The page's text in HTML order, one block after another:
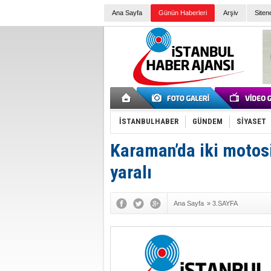
Ana Sayfa Günün Haberleri Arşiv
İSTANBULHABER GÜNDEM SİYASET
Karaman’da iki
yaralı
Ana Sayfa » 3.SAYFA